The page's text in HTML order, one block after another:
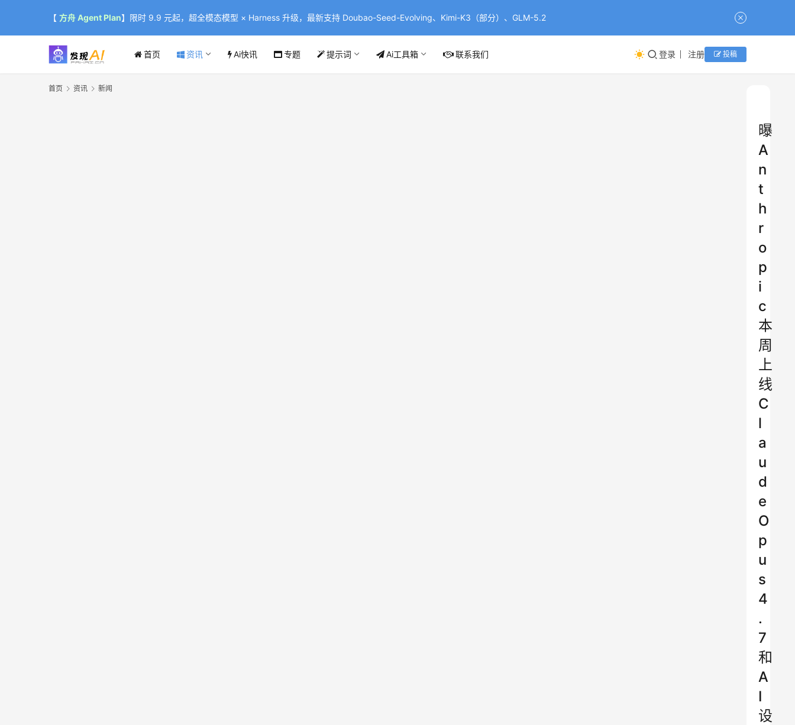
【 方舟 Agent Plan】限时 9.9 元起，超全模态模型 × Harness 升级，最新支持 Doubao-Seed-Evolving、Kimi-K3（部分）、GLM-5.2
首页 资讯 Ai快讯 专题 提示词 Ai工具箱 联系我们 登录 注册 投稿
首页 资讯 新闻
曝
A
n
t
h
r
o
p
i
c
本
周
上
线
C
l
a
u
d
e
O
p
u
s
4
.
7
和
A
I
设